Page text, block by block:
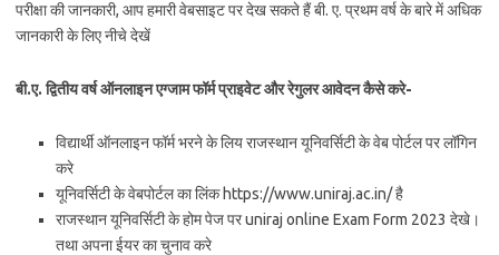
परीक्षा की जानकारी, आप हमारी वेबसाइट पर देख सकते हैं बी. ए. प्रथम वर्ष के बारे में अधिक
जानकारी के लिए नीचे देखें
बी.ए. द्वितीय वर्ष ऑनलाइन एग्जाम फॉर्म प्राइवेट और रेगुलर आवेदन कैसे करे-
विद्यार्थी ऑनलाइन फॉर्म भरने के लिय राजस्थान यूनिवर्सिटी के वेब पोर्टल पर लॉगिन
करे
यूनिवर्सिटी के वेबपोर्टल का लिंक https://www.uniraj.ac.in/ है
राजस्थान यूनिवर्सिटी के होम पेज पर uniraj online Exam Form 2023 देखे।
तथा अपना ईयर का चुनाव करे